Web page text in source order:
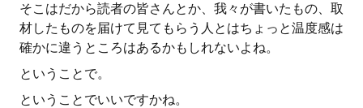
そこはだから読者の皆さんとか、我々が書いたもの、取
材したものを届けて見てもらう人とはちょっと温度感は
確かに違うところはあるかもしれないよね。
ということで。
ということでいいですかね。